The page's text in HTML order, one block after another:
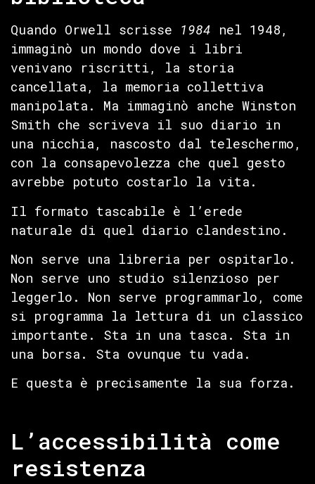
Quando Orwell scrisse 1984 nel 1948,
immaginò un mondo dove i libri
venivano riscritti, la storia
cancellata, la memoria collettiva
manipolata. Ma immaginò anche Winston
Smith che scriveva il suo diario in
una nicchia, nascosto dal teleschermo,
con la consapevolezza che quel gesto
avrebbe potuto costarlo la vita.
Il formato tascabile è l’erede
naturale di quel diario clandestino.
Non serve una libreria per ospitarlo.
Non serve uno studio silenzioso per
leggerlo. Non serve programmarlo, come
si programma la lettura di un classico
importante. Sta in una tasca. Sta in
una borsa. Sta ovunque tu vada.
E questa è precisamente la sua forza.
L’accessibilità come
resistenza